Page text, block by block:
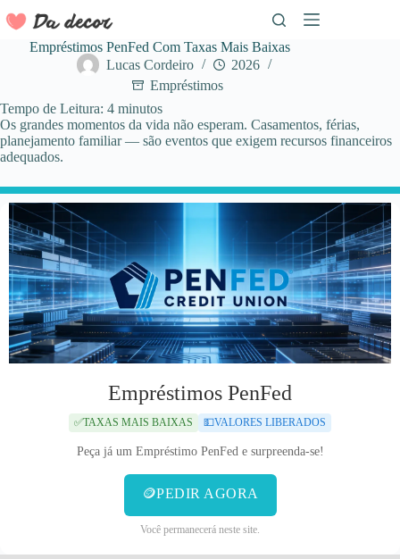
para
conteúdo
Empréstimos PenFed Com Taxas Mais Baixas
Lucas Cordeiro
2026
Empréstimos
Tempo de Leitura: 4 minutos
Os grandes momentos da vida não esperam. Casamentos, férias,
planejamento familiar — são eventos que exigem recursos financeiros
adequados.
Empréstimos PenFed
✅TAXAS MAIS BAIXAS 💵VALORES LIBERADOS
Peça já um Empréstimo PenFed e surpreenda-se!
🪙PEDIR AGORA
Você permanecerá neste site.